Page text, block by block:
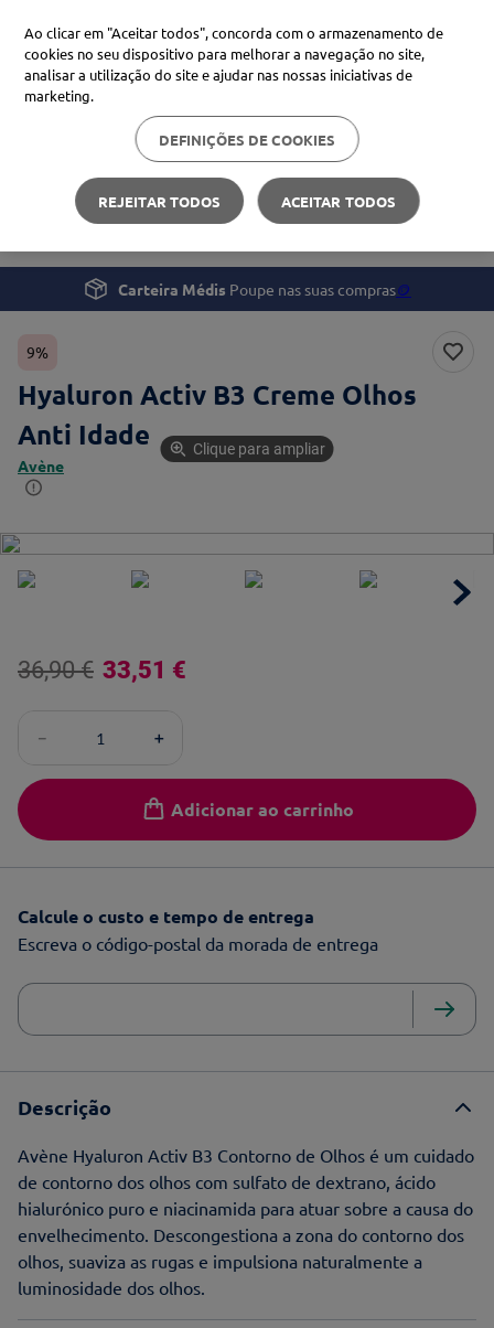
Procure no Marketplace Médis
Pesquisas mais comuns
xiaomi
4º cerave
Beleza e Cuidado pessoal
Hyaluron Activ B3 Creme Olhos Anti Idade
Carteira Médis Poupe nas suas compras🪙
9%
Hyaluron Activ B3 Creme Olhos
Anti Idade
Avène
Clique para ampliar
36,90 € 33,51 €
＋
－
Adicionar ao carrinho
Calcule o custo e tempo de entrega
Escreva o código-postal da morada de entrega
Descrição
Avène Hyaluron Activ B3 Contorno de Olhos é um cuidado
de contorno dos olhos com sulfato de dextrano, ácido
hialurónico puro e niacinamida para atuar sobre a causa do
envelhecimento. Descongestiona a zona do contorno dos
olhos, suaviza as rugas e impulsiona naturalmente a
luminosidade dos olhos.
Ao clicar em "Aceitar todos", concorda com o armazenamento de
cookies no seu dispositivo para melhorar a navegação no site,
analisar a utilização do site e ajudar nas nossas iniciativas de
marketing.
DEFINIÇÕES DE COOKIES
REJEITAR TODOS ACEITAR TODOS